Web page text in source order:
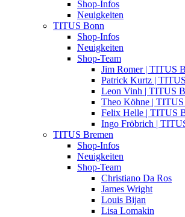
Shop-Infos
Neuigkeiten
TITUS Bonn
Shop-Infos
Neuigkeiten
Shop-Team
Jim Romer | TITUS
Patrick Kurtz |
Leon Vinh | TITUS
Theo Köhne |
Felix Helle | TITUS
Ingo Fröbrich |
TITUS Bremen
Shop-Infos
Neuigkeiten
Shop-Team
Christiano Da Ros
James Wright
Louis Bijan
Lisa Lomakin